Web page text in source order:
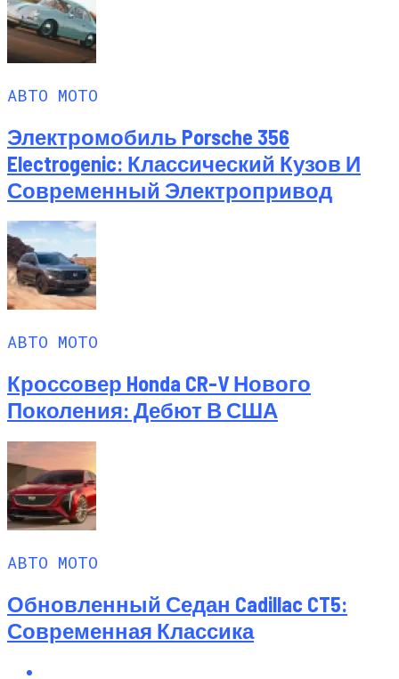
АВТО МОТО
Электромобиль Porsche 356
Electrogenic: Классический Кузов И
Современный Электропривод
АВТО МОТО
Кроссовер Honda CR-V Нового
Поколения: Дебют В США
АВТО МОТО
Обновленный Седан Cadillac CT5:
Современная Классика